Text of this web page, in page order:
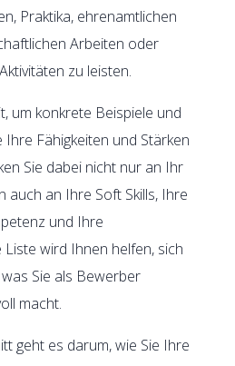
Praktika, ehrenamtlichen
Arbeiten oder
zu leisten.
um konkrete Beispiele und
Ihre Fähigkeiten und Stärken
Sie dabei nicht nur an Ihr
auch an Ihre Soft Skills, Ihre
und Ihre
Liste wird Ihnen helfen, sich
Sie als Bewerber
macht.
geht es darum, wie Sie Ihre